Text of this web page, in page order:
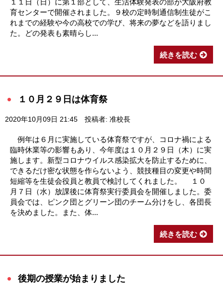
育センターで開催されました。９校の定時制通信制生徒がこ
れまでの経験や今の高校での学び、将来の夢などを語りまし
た。どの発表も素晴らし...
続きを読む
１０月２９日は体育祭
2020年10月09日 21:45 投稿者: 准校長
例年は６月に実施している体育祭ですが、コロナ禍による
臨時休業等の影響もあり、今年度は１０月２９日（木）に実
施します。新型コロナウイルス感染拡大を防止するために、
できるだけ密な状態を作らないよう、競技種目の変更や時間
短縮等を生徒会役員と教員で検討してくれました。 １０
月７日（水）放課後に体育祭実行委員会を開催しました。委
員会では、ピンク団とグリーン団のチーム分けをし、各団長
を決めました。また、体...
続きを読む
後期の授業が始まりました